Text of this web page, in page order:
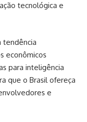
tecnológica e
tendência
econômicos
para inteligência
que o Brasil ofereça
e